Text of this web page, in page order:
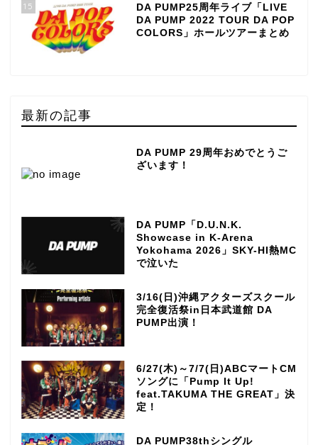
15
DA PUMP25周年ライブ「LIVE
DA PUMP 2022 TOUR DA POP
COLORS」ホールツアーまとめ
最新の記事
DA PUMP 29周年おめでとうご
ざいます！
DA PUMP「D.U.N.K.
Showcase in K-Arena
Yokohama 2026」SKY-HI熱MC
で泣いた
3/16(日)沖縄アクターズスクール
完全復活祭in日本武道館 DA
PUMP出演！
6/27(木)～7/7(日)ABCマートCM
ソングに「Pump It Up!
feat.TAKUMA THE GREAT」決
定！
DA PUMP38thシングル